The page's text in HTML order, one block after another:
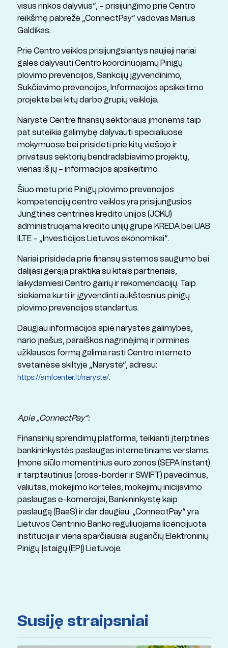
visus rinkos dalyvius“, – prisijungimo prie Centro
reikšmę pabrėžė „ConnectPay“ vadovas Marius
Galdikas.
Prie Centro veiklos prisijungsiantys naujieji nariai
galės dalyvauti Centro koordinuojamų Pinigų
plovimo prevencijos, Sankcijų įgyvendinimo,
Sukčiavimo prevencijos, Informacijos apsikeitimo
projekte bei kitų darbo grupių veikloje.
Narystė Centre finansų sektoriaus įmonėms taip
pat suteikia galimybę dalyvauti specialiuose
mokymuose bei prisidėti prie kitų viešojo ir
privataus sektorių bendradabiavimo projektų,
vienas iš jų – informacijos apsikeitimo.
Šiuo metu prie Pinigų plovimo prevencijos
kompetencijų centro veiklos yra prisijungusios
Jungtinės centrinės kredito unijos (JCKU)
administruojama kredito unijų grupė KREDA bei UAB
ILTE – „Investicijos Lietuvos ekonomikai“.
Nariai prisideda prie finansų sistemos saugumo bei
dalijasi gerąja praktika su kitais partneriais,
laikydamiesi Centro gairių ir rekomendacijų. Taip
siekiama kurti ir įgyvendinti aukštesnius pinigų
plovimo prevencijos standartus.
Daugiau informacijos apie narystės galimybes,
nario įnašus, paraiškos nagrinėjimą ir pirminės
užklausos formą galima rasti Centro interneto
svetainėse skiltyje „Narystė“, adresu:
https://amlcenter.lt/naryste/.
Apie„ConnectPay“:
Finansinių sprendimų platforma, teikianti įterptinės
bankininkystės paslaugas internetiniams verslams.
Įmonė siūlo momentinius euro zonos (SEPA Instant)
ir tarptautinius (cross-border ir SWIFT) pavedimus,
valiutas, mokėjimo korteles, mokėjimų inicijavimo
paslaugas e-komercijai, Bankininkystę kaip
paslaugą (BaaS) ir dar daugiau. „ConnectPay“ yra
Lietuvos Centrinio Banko reguliuojama licencijuota
institucija ir viena sparčiausiai augančių Elektroninių
Pinigų Įstaigų (EPĮ) Lietuvoje.
Susiję straipsniai